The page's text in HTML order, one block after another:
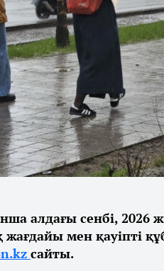
алдағы сенбі, 2026
мен қауіпті
сайты.